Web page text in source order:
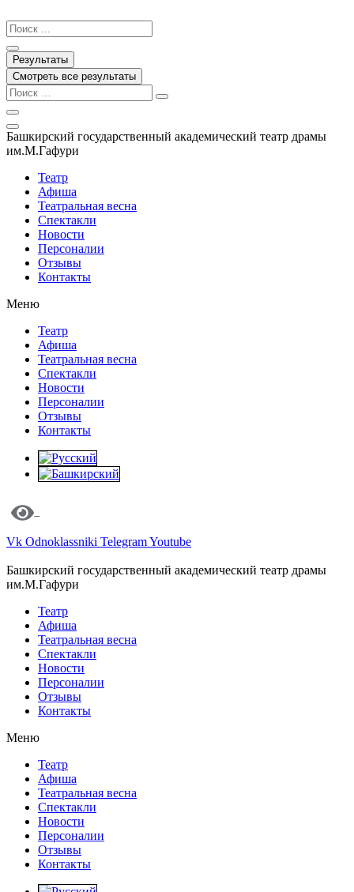
к
содержимому
Search
...
Результаты
Смотреть все результаты
Башкирский государственный академический театр драмы
им.М.Гафури
Театр
Афиша
Театральная весна
Спектакли
Новости
Персоналии
Отзывы
Контакты
Меню
Театр
Афиша
Театральная весна
Спектакли
Новости
Персоналии
Отзывы
Контакты
Vk Odnoklassniki TelegramYoutube
Башкирский государственный академический театр драмы
им.М.Гафури
Театр
Афиша
Театральная весна
Спектакли
Новости
Персоналии
Отзывы
Контакты
Меню
Театр
Афиша
Театральная весна
Спектакли
Новости
Персоналии
Отзывы
Контакты